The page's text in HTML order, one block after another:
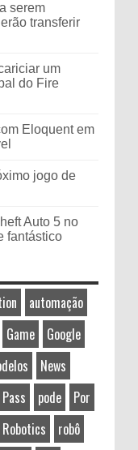
serem
transferir
um
do Fire
Eloquent em
jogo de
Auto 5 no
fantástico
automação
Game
Google
News
Pass pode
Por
Robotics
robô